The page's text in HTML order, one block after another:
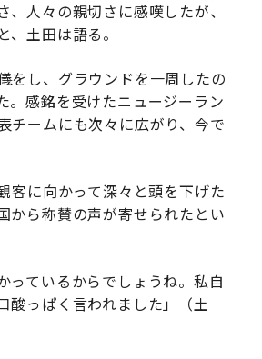
人々の親切さに感嘆したが、
土田は語る。
をし、グラウンドを一周したの
。感銘を受けたニュージーラン
チームにも次々に広がり、今で
客に向かって深々と頭を下げた
から称賛の声が寄せられたとい
っているからでしょうね。私自
酸っぱく言われました」（土